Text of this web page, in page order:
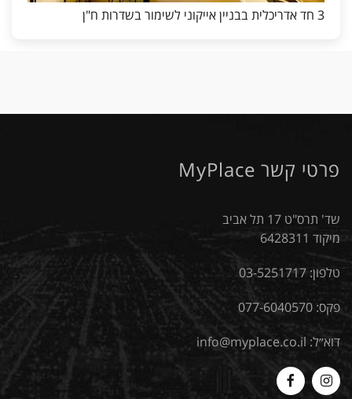
3 חד אדריכלית בבניין אייקוני לשימור בשדרות ח"ן
פרטי קשר MyPlace
שד' תרס"ט 17 תל אביב
מיקוד 6428311
טלפון:03-5251717
פקס: 077-6040570
דוא״ל: info@myplace.co.il
Myplace
MyPlace